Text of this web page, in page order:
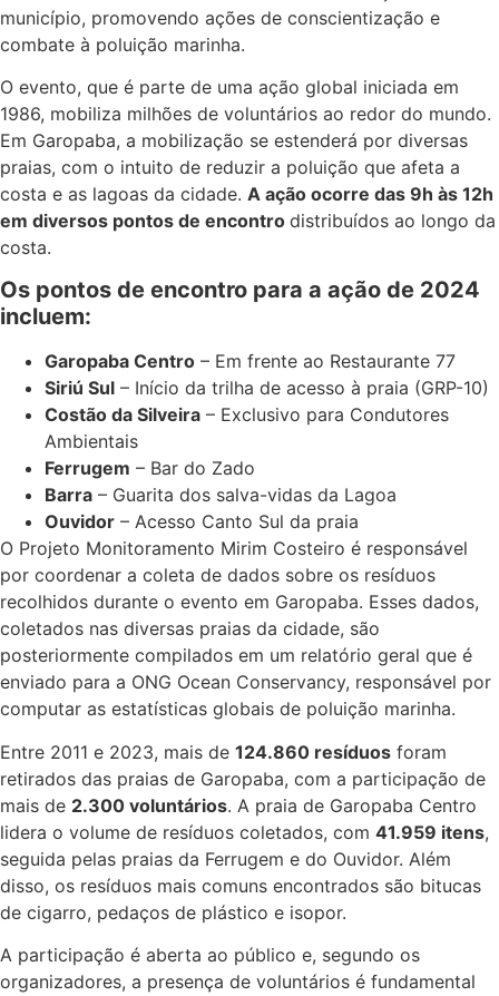
município, promovendo ações de conscientização e
combate à poluição marinha.
O evento, que é parte de uma ação global iniciada em
1986, mobiliza milhões de voluntários ao redor do mundo.
Em Garopaba, a mobilização se estenderá por diversas
praias, com o intuito de reduzir a poluição que afeta a
costa e as lagoas da cidade. A ação ocorre das 9h às 12h
em diversos pontos de encontro distribuídos ao longo da
costa.
Os pontos de encontro para a ação de 2024
incluem:
Garopaba Centro – Em frente ao Restaurante 77
Siriú Sul – Início da trilha de acesso à praia (GRP-10)
Costão da Silveira – Exclusivo para Condutores
Ambientais
Ferrugem – Bar do Zado
Barra – Guarita dos salva-vidas da Lagoa
Ouvidor – Acesso Canto Sul da praia
O Projeto Monitoramento Mirim Costeiro é responsável
por coordenar a coleta de dados sobre os resíduos
recolhidos durante o evento em Garopaba. Esses dados,
coletados nas diversas praias da cidade, são
posteriormente compilados em um relatório geral que é
enviado para a ONG Ocean Conservancy, responsável por
computar as estatísticas globais de poluição marinha.
Entre 2011 e 2023, mais de 124.860 resíduos foram
retirados das praias de Garopaba, com a participação de
mais de 2.300 voluntários. A praia de Garopaba Centro
lidera o volume de resíduos coletados, com 41.959 itens,
seguida pelas praias da Ferrugem e do Ouvidor. Além
disso, os resíduos mais comuns encontrados são bitucas
de cigarro, pedaços de plástico e isopor.
A participação é aberta ao público e, segundo os
organizadores, a presença de voluntários é fundamental